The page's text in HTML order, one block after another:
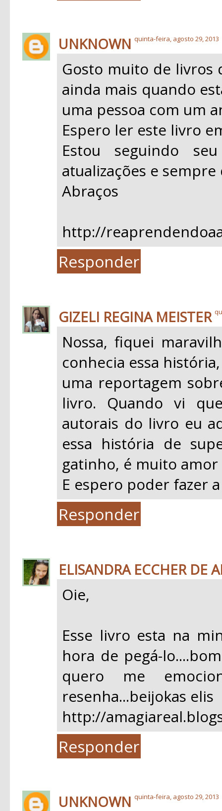
UNKNOWN quinta-feira, agosto 29, 2013
Gosto muito de livros
ainda mais quando
uma pessoa com um
Espero ler este livro
Estou seguindo
atualizações e
Abraços
http://
Responder
GIZELI REGINA MEISTER
Nossa, fiquei
conhecia essa
uma reportagem
livro. Quando vi
autorais do livro eu
essa história de
gatinho, é muito
E espero poder fazer
Responder
ELISANDRA ECCHER DE
Oie,
Esse livro esta na
hora de pegá-
quero me
resenha...beijokas elis
http://
Responder
UNKNOWN quinta-feira, agosto 29, 2013